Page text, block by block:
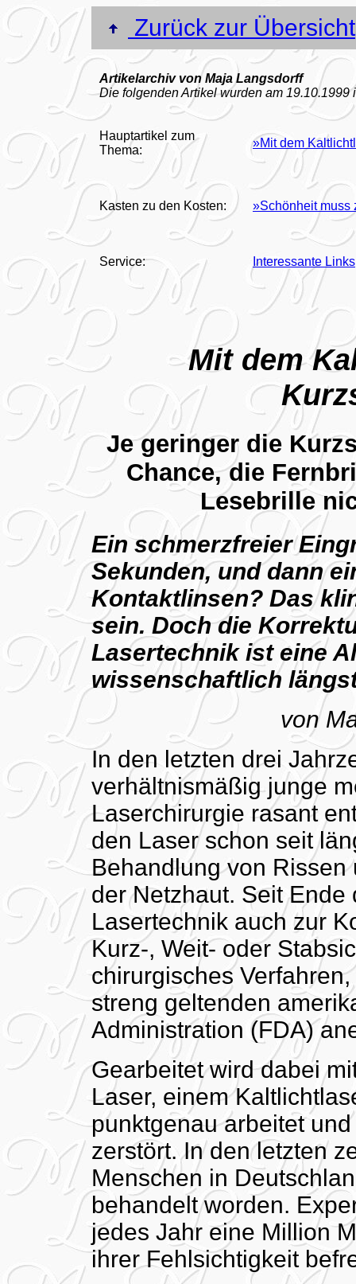
Zurück zur Übersicht
Artikelarchiv von Maja Langsdorff
Die folgenden Artikel wurden am
Hauptartikel zum
Thema:
»Mit dem
Kasten zu den Kosten: »Schönheit muss
Service: Interessante Links
Mit dem
Je geringer die
Chance, die
Lesebrille
Ein schmerzfreier
Sekunden, und dann
Kontaktlinsen? Das
sein. Doch die
Lasertechnik ist eine
wissenschaftlich
von
In den letzten drei
verhältnismäßig junge
Laserchirurgie rasant
den Laser schon seit
Behandlung von
der Netzhaut. Seit
Lasertechnik auch zur
Kurz-, Weit- oder
chirurgisches
streng geltenden
Administration (FDA)
Gearbeitet wird dabei
Laser, einem
punktgenau arbeitet
zerstört. In den letzten
Menschen in
behandelt worden.
jedes Jahr eine Million
ihrer Fehlsichtigkeit